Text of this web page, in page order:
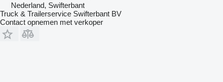
Nederland, Swifterbant
Truck & Trailerservice Swifterbant BV
Contact opnemen met verkoper